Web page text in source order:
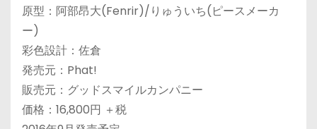
原型：阿部昂大(Fenrir)/りゅういち(ピースメーカ
ー)
彩色設計：佐倉
発売元：Phat!
販売元：グッドスマイルカンパニー
価格：16,800円 ＋税